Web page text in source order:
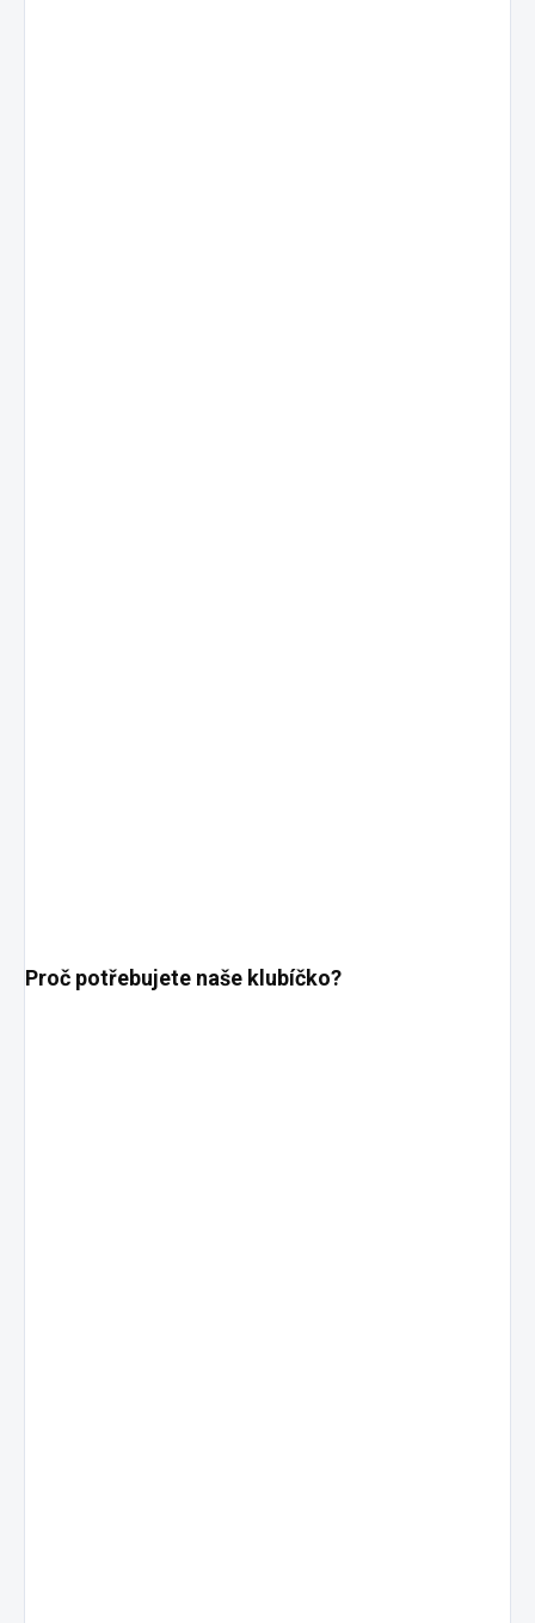
Proč potřebujete naše klubíčko?